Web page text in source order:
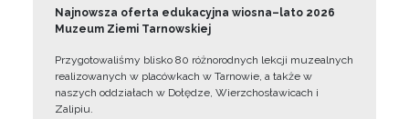
Najnowsza oferta edukacyjna wiosna–lato 2026
Muzeum Ziemi Tarnowskiej
Przygotowaliśmy blisko 80 różnorodnych lekcji muzealnych
realizowanych w placówkach w Tarnowie, a także w
naszych oddziałach w Dołędze, Wierzchosławicach i
Zalipiu.